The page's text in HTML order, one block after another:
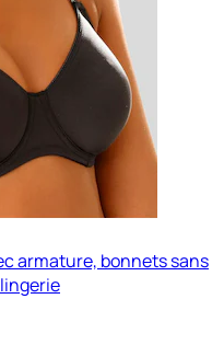
armature, bonnets sans